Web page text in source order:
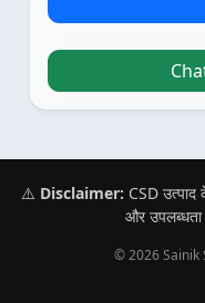
⚠️ Disclaimer: CSD
और
© 2026 Sainik